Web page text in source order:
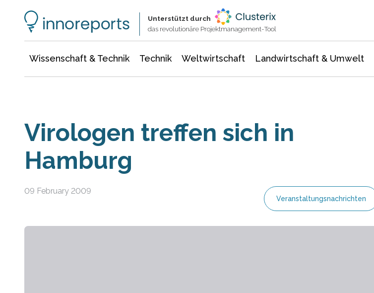
Unterstützt durch
das revolutionäre Projektmanagement-Tool
Wissenschaft & Technik Technik Weltwirtschaft Landwirtschaft & Umwelt
Virologen treffen sich in
Hamburg
09 February 2009
Veranstaltungsnachrichten